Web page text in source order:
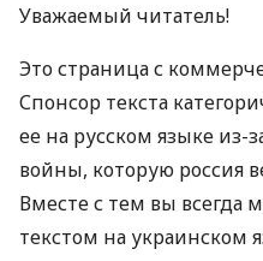
Уважаемый читатель!
Это страница с
Спонсор текста
ее на русском языке из-
войны, которую россия
Вместе с тем вы всегда
текстом на украинском